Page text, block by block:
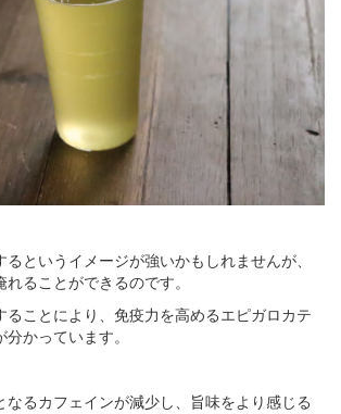
というイメージが強いかもしれませんが、
ることができるのです。
ることにより、免疫力を高めるエピガロカテ
かっています。
なるカフェインが減少し、旨味をより感じる